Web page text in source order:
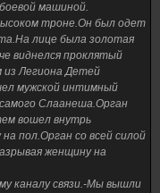
машиной.
троне.Он был одет
лице была золотая
виднелся проклятый
из Легиона Детей
мужской интимный
Слаанеша.Орган
вошел внутрь
пол.Орган со всей силой
женщину на
каналу связи.-Мы вышли